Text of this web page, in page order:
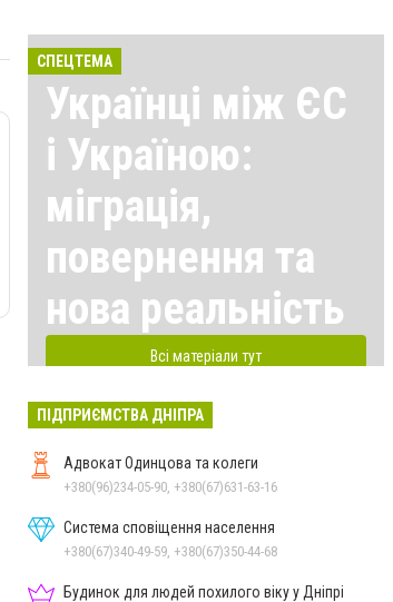
СПЕЦТЕМА
Українці між ЄС
і Україною:
міграція,
повернення та
нова реальність
Всі матеріали тут
ПІДПРИЄМСТВА ДНІПРА
Адвокат Одинцова та колеги
+380(96)234-05-90, +380(67)631-63-16
Система сповіщення населення
+380(67)340-49-59, +380(67)350-44-68
Будинок для людей похилого віку у Дніпрі